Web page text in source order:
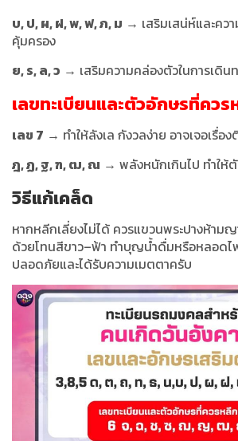
บ, ป, ผ, ฝ, พ, ฟ, ภ, ม → เสริมเสน่ห์และค
คุ้มครอง
ย, ร, ล, ว → เสริมความคล่องตัวในการเดิน
เลขทะเบียนและตัวอักษรที่คว
เลข 7 → ทำให้ลังเล กังวลง่าย อาจเจอเรื่อ
ฎ, ฏ, ฐ, ฑ, ฒ, ณ → พลังหนักเกินไป ทำให้
วิธีแก้เคล็ด
หากหลีกเลี่ยงไม่ได้ ควรแขวนพระปางห้าม
ด้วยโทนสีขาว–ฟ้า ทำบุญน้ำดื่มหรือหลอดไ
ปลอดภัยและได้รับความเมตตาครับ